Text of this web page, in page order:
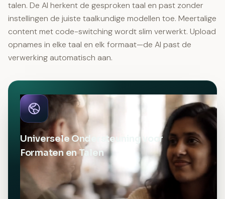
talen. De AI herkent de gesproken taal en past zonder
instellingen de juiste taalkundige modellen toe. Meertalige
content met code-switching wordt slim verwerkt. Upload
opnames in elke taal en elk formaat—de AI past de
verwerking automatisch aan.
Universele Ondersteuning voor
Formaten en Talen